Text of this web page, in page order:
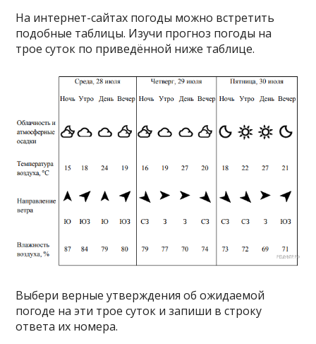
На интернет-сайтах погоды можно встретить
подобные таблицы. Изучи прогноз погоды на
трое суток по приведённой ниже таблице.
Выбери верные утверждения об ожидаемой
погоде на эти трое суток и запиши в строку
ответа их номера.